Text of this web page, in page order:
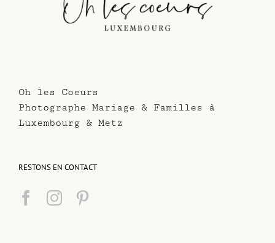
Oh les Coeurs
Photographe Mariage & Familles à
Luxembourg & Metz
RESTONS EN CONTACT